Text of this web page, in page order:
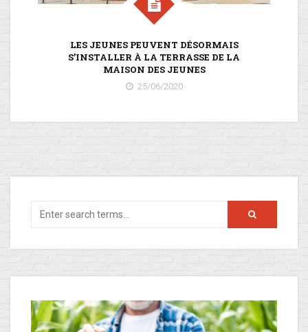
LES JEUNES PEUVENT DÉSORMAIS
S’INSTALLER À LA TERRASSE DE LA
MAISON DES JEUNES
25/06/2020